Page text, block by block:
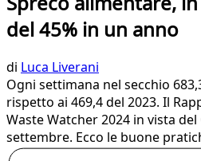
del 45% in un anno
di Luca Liverani
Ogni settimana nel secchio
rispetto ai 469,4 del 2023. Il
Waste Watcher 2024 in vista
settembre. Ecco le buone